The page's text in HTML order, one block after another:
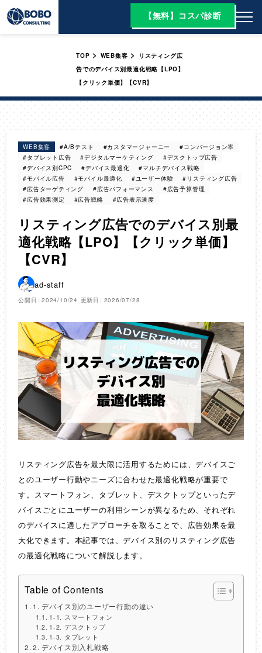
【無料】コスパ診断
TOP > WEB集客 >
リスティング広
告でのデバイス別最適化戦略【LPO】
【クリック単価】【CVR】
WEB集客 #A/Bテスト #カスタマージャーニー
#コンバージョン率
#タブレット広告
#デジタルマーケティング
#デスクトップ広告
#デバイス別CPC
#デバイス最適化
#マルチデバイス戦略
#モバイル広告
#モバイル最適化 #ユーザー体験
#リスティング広告
#広告ターゲティング
#広告パフォーマンス
#広告予算管理
#広告効果測定
#広告戦略 #広告表示速度
リスティング広告でのデバイス別最
適化戦略【LPO】【クリック単価】
【CVR】
ad-staff
公開日: 2024/10/24 更新日: 2026/07/28
リスティング広告を最大限に活用するためには、デバイスご
とのユーザー行動やニーズに合わせた最適化戦略が重要で
す。スマートフォン、タブレット、デスクトップといったデ
バイスごとにユーザーの利用シーンが異なるため、それぞれ
のデバイスに適したアプローチを取ることで、広告効果を最
大化できます。本記事では、デバイス別のリスティング広告
の最適化戦略について解説します。
Table of Contents
1. デバイス別のユーザー行動の違い
1-1. スマートフォン
1-2. デスクトップ
1-3. タブレット
2. デバイス別入札戦略